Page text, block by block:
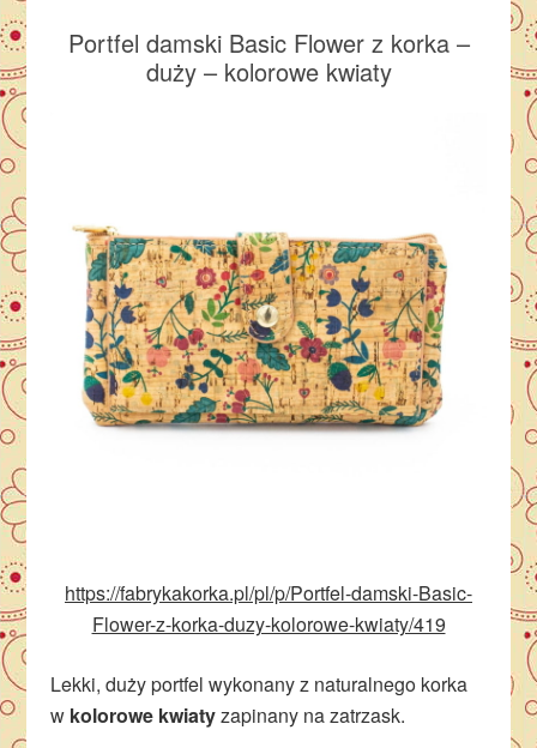
Portfel damski Basic Flower z korka –
duży – kolorowe kwiaty
https://fabrykakorka.pl/pl/p/Portfel-damski-Basic-
Flower-z-korka-duzy-kolorowe-kwiaty/419
Lekki, duży portfel wykonany z naturalnego korka
w kolorowe kwiatyzapinany na zatrzask.